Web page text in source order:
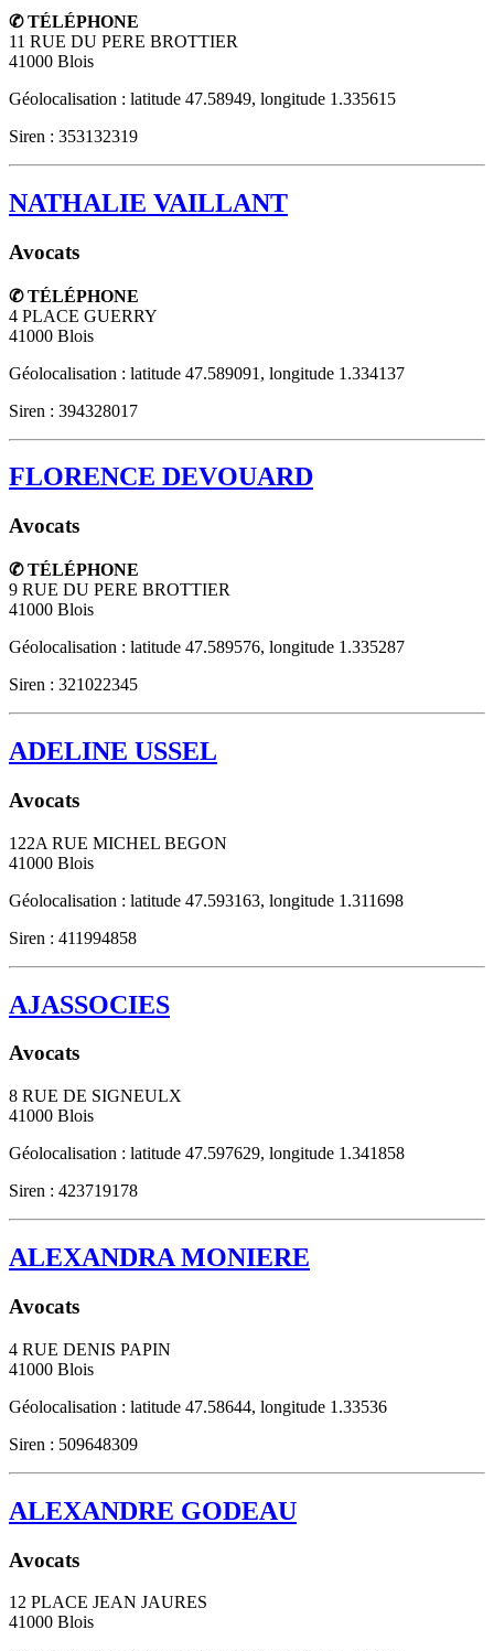
✆ TÉLÉPHONE
11 RUE DU PERE BROTTIER
41000 Blois
Géolocalisation : latitude 47.58949, longitude 1.335615
Siren : 353132319
NATHALIE VAILLANT
Avocats
✆ TÉLÉPHONE
4 PLACE GUERRY
41000 Blois
Géolocalisation : latitude 47.589091, longitude 1.334137
Siren : 394328017
FLORENCE DEVOUARD
Avocats
✆ TÉLÉPHONE
9 RUE DU PERE BROTTIER
41000 Blois
Géolocalisation : latitude 47.589576, longitude 1.335287
Siren : 321022345
ADELINE USSEL
Avocats
122A RUE MICHEL BEGON
41000 Blois
Géolocalisation : latitude 47.593163, longitude 1.311698
Siren : 411994858
AJASSOCIES
Avocats
8 RUE DE SIGNEULX
41000 Blois
Géolocalisation : latitude 47.597629, longitude 1.341858
Siren : 423719178
ALEXANDRA MONIERE
Avocats
4 RUE DENIS PAPIN
41000 Blois
Géolocalisation : latitude 47.58644, longitude 1.33536
Siren : 509648309
ALEXANDRE GODEAU
Avocats
12 PLACE JEAN JAURES
41000 Blois